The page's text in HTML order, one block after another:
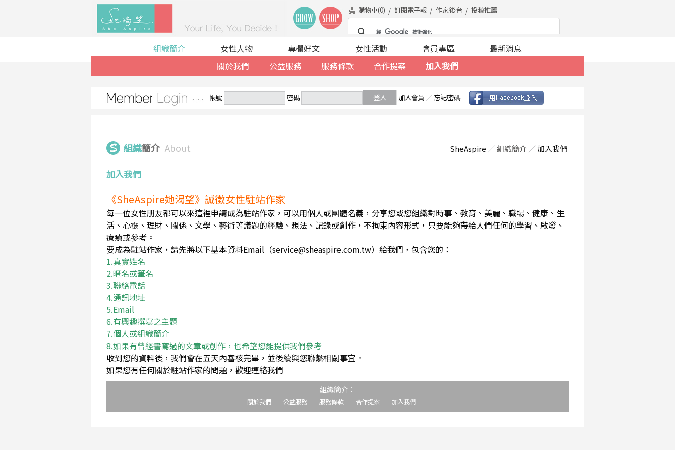
購物車(0) 訂閱電子報 作家後台 投稿推薦
組織簡介
關於我們
公益服務 服務條款 合作提案 加入我們
女性人物 專欄好文 女性活動 會員專區 最新消息
帳號 密碼 登入 加入會員 ／ 忘記密碼
組織簡介 About SheAspire ／組織簡介 ／加入我們
加入我們
《SheAspire她渴望》誠徵女性駐站作家
每一位女性朋友都可以來這裡申請成為駐站作家，可以用個人或團體名義，分享您或您組織對時事、教育、美麗、職場、健康、生
活、心靈、理財、關係、文學、藝術等議題的經驗、想法、記錄或創作，不拘束內容形式，只要能夠帶給人們任何的學習、啟發、
療癒或參考。
要成為駐站作家，請先將以下基本資料Email（service@sheaspire.com.tw）給我們，包含您的：
1.真實姓名
2.暱名或筆名
3.聯絡電話
4.通訊地址
5.Email
6.有興趣撰寫之主題
7.個人或組織簡介
8.如果有曾經書寫過的文章或創作，也希望您能提供我們參考
收到您的資料後，我們會在五天內審核完畢，並後續與您聯繫相關事宜。
如果您有任何關於駐站作家的問題，歡迎連絡我們
組織簡介：
關於我們 公益服務 服務條款 合作提案 加入我們